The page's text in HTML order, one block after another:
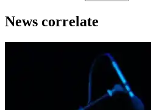
News correlate